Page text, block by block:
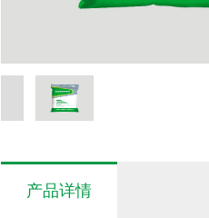
产品详情